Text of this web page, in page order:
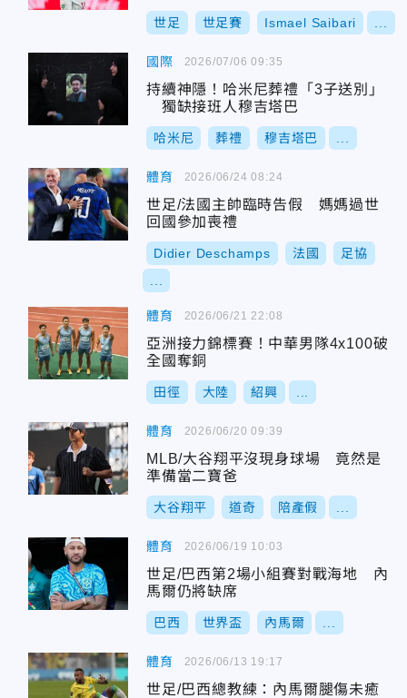
世足 世足賽 Ismael Saibari
國際
持續神隱！哈米尼葬禮「3子送別」
獨缺接班人穆吉塔巴
哈米尼 葬禮 穆吉塔巴
2026/07/06 09:35
體育
世足/法國主帥臨時告假 媽媽過世
回國參加喪禮
Didier Deschamps 法國 足協
2026/06/24 08:24
體育
亞洲接力錦標賽！中華男隊4x100破
全國奪銅
田徑 大陸 紹興
2026/06/21 22:08
體育
MLB/大谷翔平沒現身球場 竟然是
準備當二寶爸
大谷翔平 道奇 陪產假
2026/06/20 09:39
體育
世足/巴西第2場小組賽對戰海地 內
馬爾仍將缺席
巴西 世界盃 內馬爾
2026/06/19 10:03
體育
世足/巴西總教練：內馬爾腿傷未癒
2026/06/13 19:17